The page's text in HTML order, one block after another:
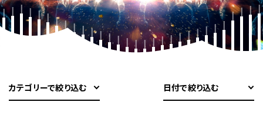
カテゴリーで絞り込む 日付で絞り込む